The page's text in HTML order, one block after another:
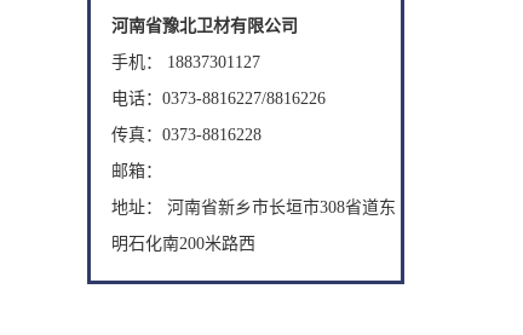
河南省豫北卫材有限公司
手机： 18837301127
电话：0373-8816227/8816226
传真：0373-8816228
邮箱：
地址： 河南省新乡市长垣市308省道东
明石化南200米路西